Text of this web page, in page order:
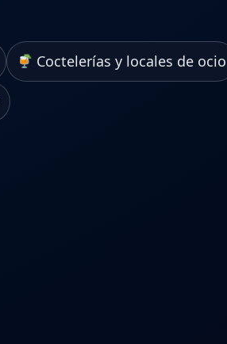
Coctelerías y locales de ocio